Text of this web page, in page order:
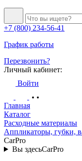
+7 (800) 234-56-41
График работы
Перезвонить?
Личный кабинет:
Войти
Главная
Каталог
Расходные материалы
Аппликаторы, губки,
CarPro
Вы здесьCarPro